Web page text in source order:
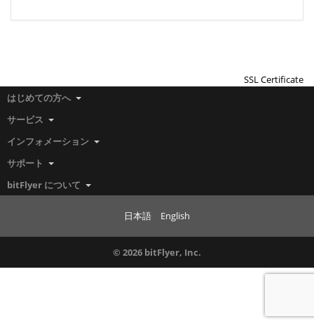
SSL Certificate
はじめての方へ
サービス
インフォメーション
サポート
bitFlyer について
日本語 English
© 2026 bitFlyer, Inc.